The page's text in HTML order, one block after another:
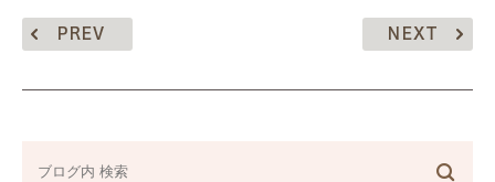
PREV NEXT